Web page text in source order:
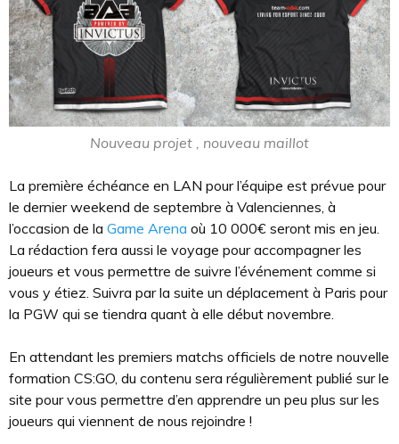
Nouveau projet , nouveau maillot
La première échéance en LAN pour l’équipe est prévue pour
le dernier weekend de septembre à Valenciennes, à
l’occasion de la Game Arena où 10 000€ seront mis en jeu.
La rédaction fera aussi le voyage pour accompagner les
joueurs et vous permettre de suivre l’événement comme si
vous y étiez. Suivra par la suite un déplacement à Paris pour
la PGW qui se tiendra quant à elle début novembre.
En attendant les premiers matchs officiels de notre nouvelle
formation CS:GO, du contenu sera régulièrement publié sur le
site pour vous permettre d’en apprendre un peu plus sur les
joueurs qui viennent de nous rejoindre !